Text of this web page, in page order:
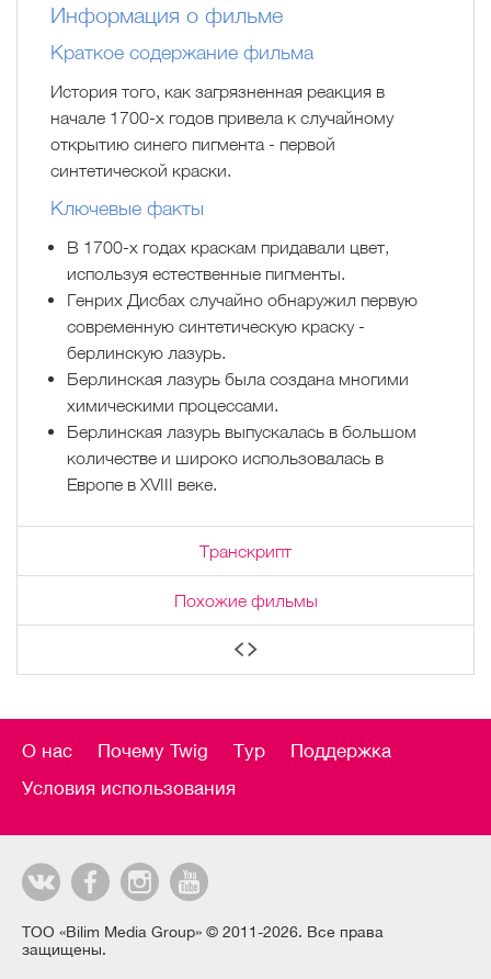
Информация о фильме
Краткое содержание фильма
История того, как загрязненная реакция в
начале 1700-х годов привела к случайному
открытию синего пигмента - первой
синтетической краски.
Ключевые факты
В 1700-х годах краскам придавали цвет,
используя естественные пигменты.
Генрих Дисбах случайно обнаружил первую
современную синтетическую краску -
берлинскую лазурь.
Берлинская лазурь была создана многими
химическими процессами.
Берлинская лазурь выпускалась в большом
количестве и широко использовалась в
Европе в XVIII веке.
Транскрипт
Похожие фильмы
О нас Почему Twig Тур
Поддержка
Условия использования
ТОО «Bilim Media Group» © 2011-2026. Все права
защищены.